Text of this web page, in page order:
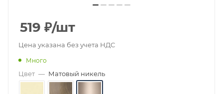
519 ₽/шт
Цена указана без учета НДС
Много
Цвет — Матовый никель